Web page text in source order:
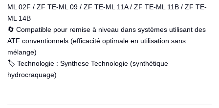
ML 02F / ZF TE-ML 09 / ZF TE-ML 11A / ZF TE-ML 11B / ZF TE-
ML 14B
🔄 Compatible pour remise à niveau dans systèmes utilisant des
ATF conventionnels (efficacité optimale en utilisation sans
mélange)
🏷️ Technologie : Synthese Technologie (synthétique
hydrocraquage)